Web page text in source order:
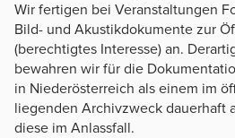
Wir fertigen bei Veranstaltungen
Bild- und Akustikdokumente zur
(berechtigtes Interesse) an.
bewahren wir für die
in Niederösterreich als einem im
liegenden Archivzweck dauerhaft
diese im Anlassfall.